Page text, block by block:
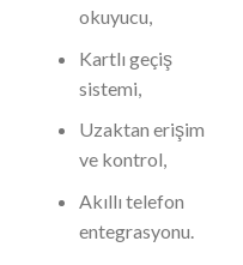
okuyucu,
Kartlı geçiş
sistemi,
Uzaktan erişim
ve kontrol,
Akıllı telefon
entegrasyonu.